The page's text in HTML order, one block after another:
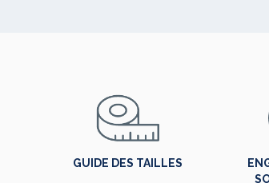
GUIDE DES TAILLES